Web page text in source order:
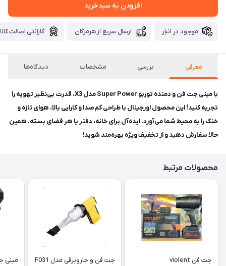
افزودن به سبدخرید
موجود در انبار ارسال سریع از هرمزگان گارانتی اصالت کالا
معرفی بررسی مشخصات دیدگاه‌ها
با مینی جت فن و دمنده توربو Super Power مدل X3، قدرت بی‌نظیر تهویه را
تجربه کنید! این محصول اورجینال با طراحی کم‌صدا و کارایی بالا، هوای تازه و
خنک را به محیط شما می‌آورد. ایده‌آل برای خانه، دفتر یا هر فضای بسته. همین
حالا سفارش دهید و از تخفیف ویژه بهره‌مند شوید!
محصولات مرتبط
جت فن violent
جت فن و جاروبرقی مدل F031
مینی